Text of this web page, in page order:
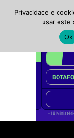
Privacidade e
usar este
Ok